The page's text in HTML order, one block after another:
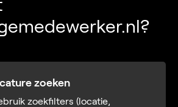
zoeken
zoekfilters (locatie,